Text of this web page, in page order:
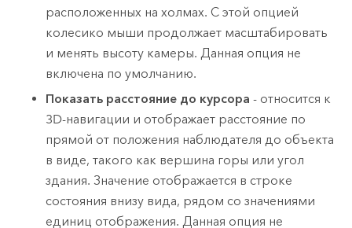
расположенных на холмах. С этой опцией
колесико мыши продолжает масштабировать
и менять высоту камеры. Данная опция не
включена по умолчанию.
Показать расстояние до курсора - относится к
3D-навигации и отображает расстояние по
прямой от положения наблюдателя до объекта
в виде, такого как вершина горы или угол
здания. Значение отображается в строке
состояния внизу вида, рядом со значениями
единиц отображения. Данная опция не